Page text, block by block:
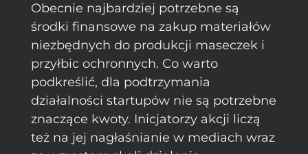
Obecnie najbardziej potrzebne są
środki finansowe na zakup materiałów
niezbędnych do produkcji maseczek i
przyłbic ochronnych. Co warto
podkreślić, dla podtrzymania
działalności startupów nie są potrzebne
znaczące kwoty. Inicjatorzy akcji liczą
też na jej nagłaśnianie w mediach wraz